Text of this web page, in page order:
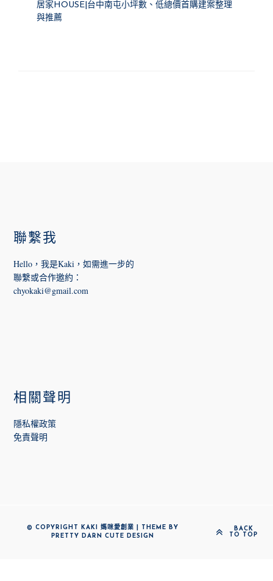
居家HOUSE|台中南屯小坪數、低總價首購建案整理
與推薦
聯繫我
Hello，我是Kaki，如需進一步的
聯繫或合作邀約 ：
chyokaki@gmail.com
相關聲明
隱私權政策
免責聲明
© COPYRIGHT KAKI 媽咪愛創業 | THEME BY
PRETTY DARN CUTE DESIGN
BACK
TO TOP